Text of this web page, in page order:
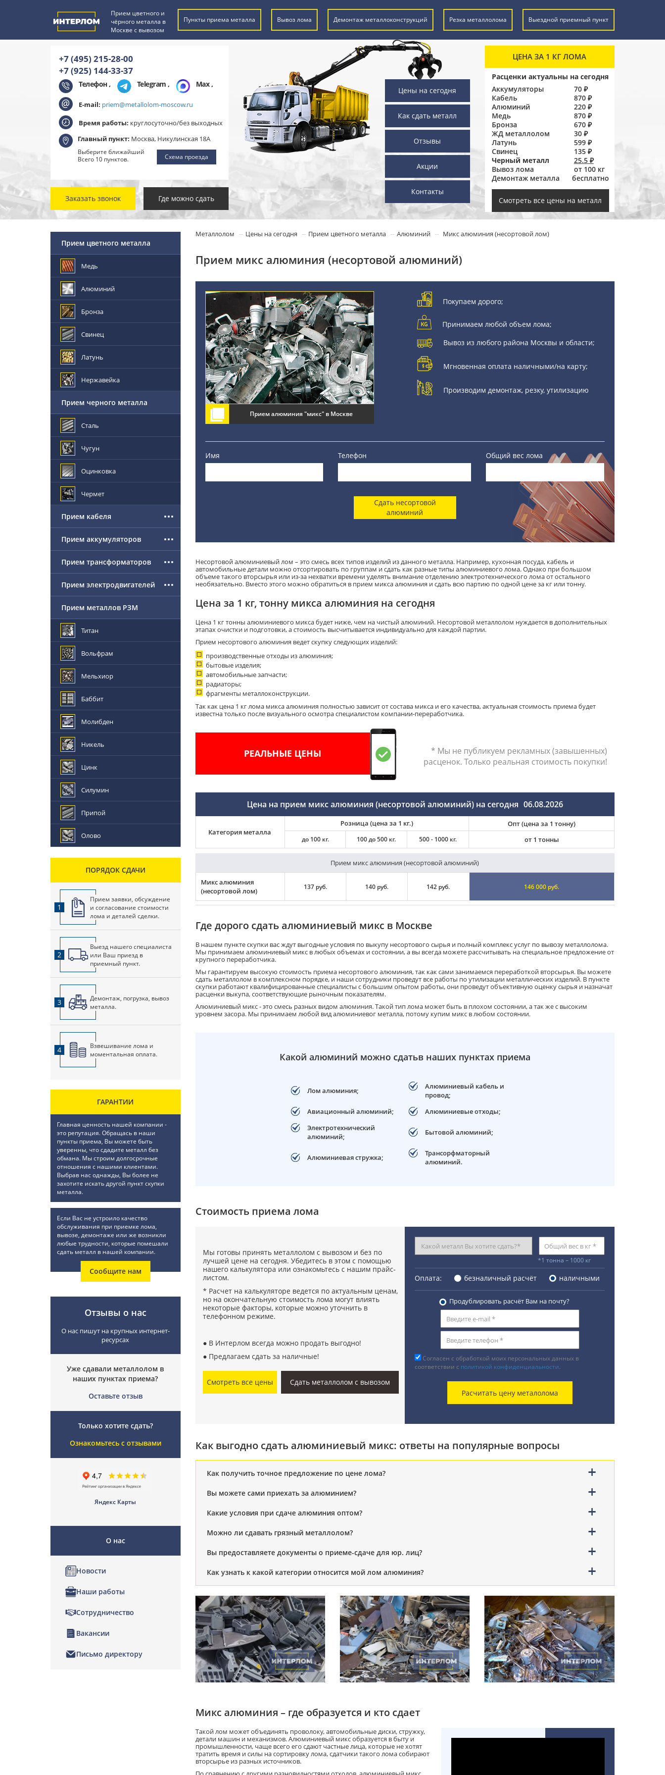
Прием цветного и
чёрного металла в
Москве с вывозом
Пункты приема металла Вывоз лома Демонтаж металлоконструкций Резка металлолома Выездной приемный пункт
+7 (495) 215-28-00
+7 (925) 144-33-37
Телефон , Telegram , Max,
E-mail: priem@metallolom-moscow.ru
Время работы: круглосуточно/без выходных
Главный пункт: Москва, Никулинская 18А
Выберите ближайший
Всего 10 пунктов.
Схема проезда
Заказать звонок Где можно сдать
ЦЕНА ЗА 1 КГ ЛОМА
Расценки актуальны на сегодня
Аккумуляторы
70 ₽
Кабель
870 ₽
Алюминий
220 ₽
Медь
870 ₽
Бронза
670 ₽
ЖД металлолом
30 ₽
Латунь
599 ₽
Свинец
135 ₽
Черный металл
25.5 ₽
Вывоз лома
от 100 кг
Демонтаж металла
бесплатно
Смотреть все цены на металл
Цены на сегодня
Как сдать металл
Отзывы
Акции
Контакты
Металлолом Цены на сегодня Прием цветного металла Алюминий Микс алюминия (несортовой лом)
Прием микс алюминия (несортовой алюминий)
Прием алюминия "микс" в Москве
Покупаем дорого;
Принимаем любой объем лома;
Вывоз из любого района Москвы и области;
Мгновенная оплата наличными/на карту;
Производим демонтаж, резку, утилизацию
Имя Телефон Общий вес лома
Сдать несортовой
алюминий
Несортовой алюминиевый лом – это смесь всех типов изделий из данного металла. Например, кухонная посуда, кабель и
автомобильные детали можно отсортировать по группам и сдать как разные типы алюминиевого лома. Однако при большом
объеме такого вторсырья или из-за нехватки времени уделять внимание отделению электротехнического лома от остального
необязательно. Вместо этого можно обратиться в прием микса алюминия и сдать всю партию по одной цене за кг или тонну.
Цена за 1 кг, тонну микса алюминия на сегодня
Цена 1 кг тонны алюминиевого микса будет ниже, чем на чистый алюминий. Несортовой металлолом нуждается в дополнительных
этапах очистки и подготовки, а стоимость высчитывается индивидуально для каждой партии.
Прием несортового алюминия ведет скупку следующих изделий:
производственные отходы из алюминия;
бытовые изделия;
автомобильные запчасти;
радиаторы;
фрагменты металлоконструкции.
Так как цена 1 кг лома микса алюминия полностью зависит от состава микса и его качества, актуальная стоимость приема будет
известна только после визуального осмотра специалистом компании-переработчика.
РЕАЛЬНЫЕ ЦЕНЫ
* Мы не публикуем рекламных (завышенных)
расценок. Только реальная стоимость покупки!
Цена на прием микс алюминия (несортовой алюминий) на сегодня 06.08.2026
Категория металла
Розница (цена за 1 кг.)
до 100 кг. 100 до 500 кг. 500 - 1000 кг.
Опт (цена за 1 тонну)
от 1 тонны
Прием микс алюминия (несортовой алюминий)
Микс алюминия
(несортовой лом)
137 руб. 140 руб. 142 руб. 146 000 руб.
Где дорого сдать алюминиевый микс в Москве
В нашем пункте скупки вас ждут выгодные условия по выкупу несортового сырья и полный комплекс услуг по вывозу металлолома.
Мы принимаем алюминиевый микс в любых объемах и состоянии, а вы всегда можете рассчитывать на специальное предложение от
крупного переработчика.
Мы гарантируем высокую стоимость приема несортового алюминия, так как сами занимаемся переработкой вторсырья. Вы можете
сдать металлолом в комплексном порядке, и наши сотрудники проведут все работы по утилизации металлических изделий. В пункте
скупки работают квалифицированные специалисты с большим опытом работы, они проведут объективную оценку сырья и назначат
расценки выкупа, соответствующие рыночным показателям.
Алюминиевый микс - это смесь разных видом алюминия. Такой тип лома может быть в плохом состоянии, а так же с высоким
уровнем засора. Мы принимаем любой вид алюминиевог металла, потому купим микс в любом состоянии.
Какой алюминий можно сдатьв наших пунктах приема
Лом алюминия;
Алюминиевый кабель и
провод;
Авиационный алюминий;
Алюминиевые отходы;
Электротехнический
алюминий;
Бытовой алюминий;
Алюминиевая стружка;
Трансорфматорный
алюминий.
Cтоимость приема лома
Мы готовы принять металлолом с вывозом и без по
лучшей цене на сегодня. Убедитесь в этом с помощью
нашего калькулятора или ознакомьтесь с нашим прайс-
листом.
* Расчет на калькуляторе ведется по актуальным ценам,
но на окончательную стоимость лома могут влиять
некоторые факторы, которые можно уточнить в
телефонном режиме.
● В Интерлом всегда можно продать выгодно!
● Предлагаем сдать за наличные!
Смотреть все цены Сдать металлолом с вывозом
*1 тонна – 1000 кг
Оплата: безналичный расчёт наличными
Продублировать расчёт Вам на почту?
Согласен с обработкой моих персональных данных в
соответствии с политикой конфиденциальности.
Как выгодно сдать алюминиевый микс: ответы на популярные вопросы
Как получить точное предложение по цене лома?
Вы можете сами приехать за алюминием?
Какие условия при сдаче алюминия оптом?
Можно ли сдавать грязный металлолом?
Вы предоставляете документы о приеме-сдаче для юр. лиц?
Как узнать к какой категории относится мой лом алюминия?
Микс алюминия – где образуется и кто сдает
Такой лом может объединять проволоку, автомобильные диски, стружку,
детали машин и механизмов. Алюминиевый микс образуется в быту и
промышленности, чаще всего его сдают частные лица, которые не хотят
тратить время и силы на сортировку лома, сдатчики такого лома собирают
вторсырье из разных источников.
Прием цветного металла
Медь
Алюминий
Бронза
Свинец
Латунь
Нержавейка
Прием черного металла
Сталь
Чугун
Оцинковка
Чермет
Прием кабеля
Прием аккумуляторов
Прием трансформаторов
Прием электродвигателей
Прием металлов РЗМ
Титан
Вольфрам
Мельхиор
Баббит
Молибден
Никель
Цинк
Силумин
Припой
Олово
ПОРЯДОК СДАЧИ
1
Прием заявки, обсуждение
и согласование стоимости
лома и деталей сделки.
2
Выезд нашего специалиста
или Ваш приезд в
приемный пункт.
3
Демонтаж, погрузка, вывоз
металла.
4
Взвешивание лома и
моментальная оплата.
ГАРАНТИИ
Главная ценность нашей компании -
это репутация. Обращась в наши
пункты приема, Вы можете быть
уверенны, что сдадите металл без
обмана. Мы строим долгосрочные
отношения с нашими клиентами.
Выбрав нас однажды, Вы более не
захотите искать другой пункт скупки
металла.
Если Вас не устроило качество
обслуживания при приемке лома,
вывозе, демонтаже или же возникли
любые трудности, которые помешали
сдать металл в нашей компании.
Сообщите нам
Отзывы о нас
О нас пишут на крупных интернет-
ресурсах
Уже сдавали металлолом в
наших пунктах приема?
Оставьте отзыв
Только хотите сдать?
Ознакомьтесь с отзывами
Яндекс Карты
О нас
Новости
Наши работы
Сотрудничество
Вакансии
Письмо директору